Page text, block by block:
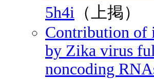
5h4i （上掲）
Contribution of
by Zika virus
noncoding